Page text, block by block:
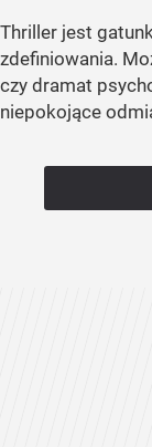
Thriller jest
zdefiniowania.
czy dramat
niepokojące